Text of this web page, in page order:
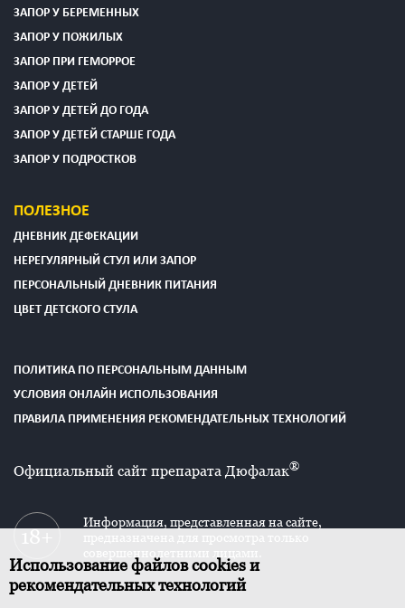
ЗАПОР У БЕРЕМЕННЫХ
ЗАПОР У ПОЖИЛЫХ
ЗАПОР ПРИ ГЕМОРРОЕ
ЗАПОР У ДЕТЕЙ
ЗАПОР У ДЕТЕЙ ДО ГОДА
ЗАПОР У ДЕТЕЙ СТАРШЕ ГОДА
ЗАПОР У ПОДРОСТКОВ
ПОЛЕЗНОЕ
ДНЕВНИК ДЕФЕКАЦИИ
НЕРЕГУЛЯРНЫЙ СТУЛ ИЛИ ЗАПОР
ПЕРСОНАЛЬНЫЙ ДНЕВНИК ПИТАНИЯ
ЦВЕТ ДЕТСКОГО СТУЛА
ПОЛИТИКА ПО ПЕРСОНАЛЬНЫМ ДАННЫМ
УСЛОВИЯ ОНЛАЙН ИСПОЛЬЗОВАНИЯ
ПРАВИЛА ПРИМЕНЕНИЯ РЕКОМЕНДАТЕЛЬНЫХ ТЕХНОЛОГИЙ
Официальный сайт препарата Дюфалак®
Информация, представленная на сайте,
Использование файлов cookies и
рекомендательных технологий